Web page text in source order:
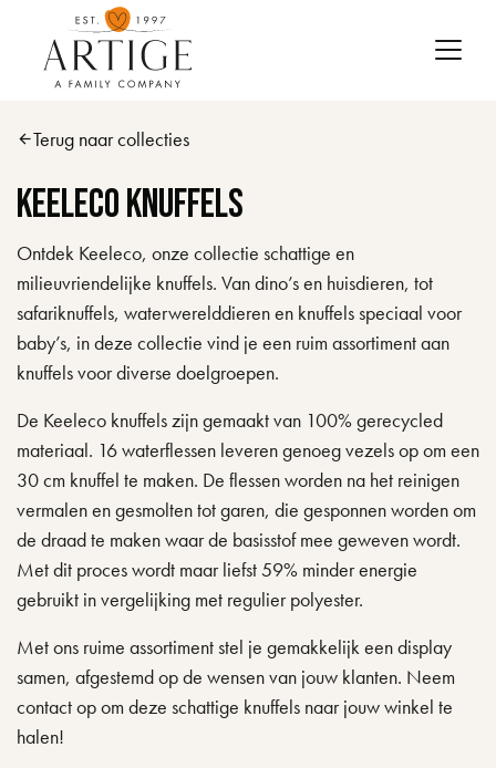
Skip to main content
arrow_backTerug naar collecties
Keeleco Knuffels
Ontdek Keeleco, onze collectie schattige en
milieuvriendelijke knuffels. Van dino’s en huisdieren, tot
safariknuffels, waterwerelddieren en knuffels speciaal voor
baby’s, in deze collectie vind je een ruim assortiment aan
knuffels voor diverse doelgroepen.
De Keeleco knuffels zijn gemaakt van 100% gerecycled
materiaal. 16 waterflessen leveren genoeg vezels op om een
30 cm knuffel te maken. De flessen worden na het reinigen
vermalen en gesmolten tot garen, die gesponnen worden om
de draad te maken waar de basisstof mee geweven wordt.
Met dit proces wordt maar liefst 59% minder energie
gebruikt in vergelijking met regulier polyester.
Met ons ruime assortiment stel je gemakkelijk een display
samen, afgestemd op de wensen van jouw klanten. Neem
contact op om deze schattige knuffels naar jouw winkel te
halen!